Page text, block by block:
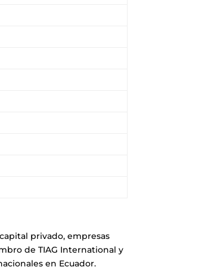
privado, empresas
de TIAG International y
en Ecuador.